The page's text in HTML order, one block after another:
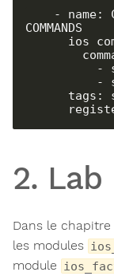
COMMANDS
2. Lab
Dans le
les modules
module